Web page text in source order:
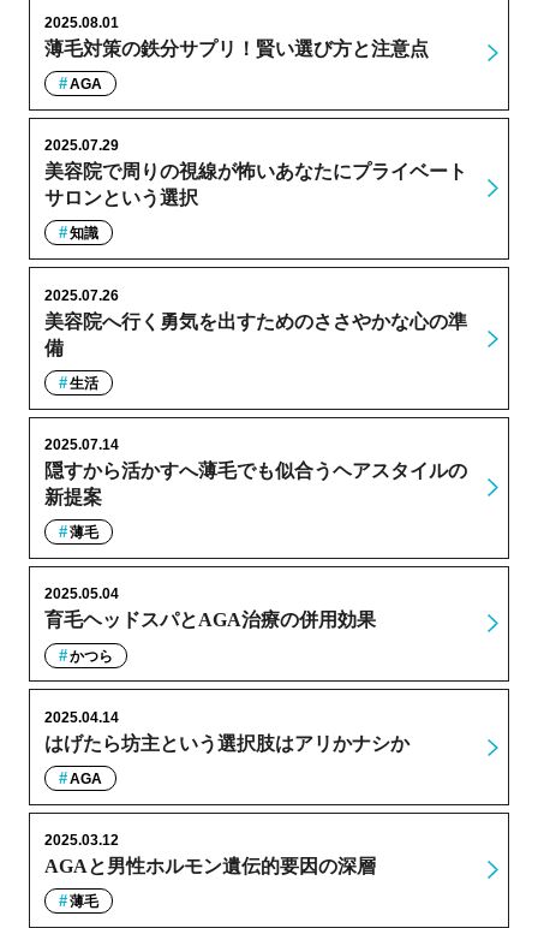
薄毛対策の鉄分サプリ！賢い選び方と注意点
2025.08.01
AGA
美容院で周りの視線が怖いあなたにプライベート
サロンという選択
2025.07.29
知識
美容院へ行く勇気を出すためのささやかな心の準
備
2025.07.26
生活
隠すから活かすへ薄毛でも似合うヘアスタイルの
新提案
2025.07.14
薄毛
育毛ヘッドスパとAGA治療の併用効果
2025.05.04
かつら
はげたら坊主という選択肢はアリかナシか
2025.04.14
AGA
AGAと男性ホルモン遺伝的要因の深層
2025.03.12
薄毛